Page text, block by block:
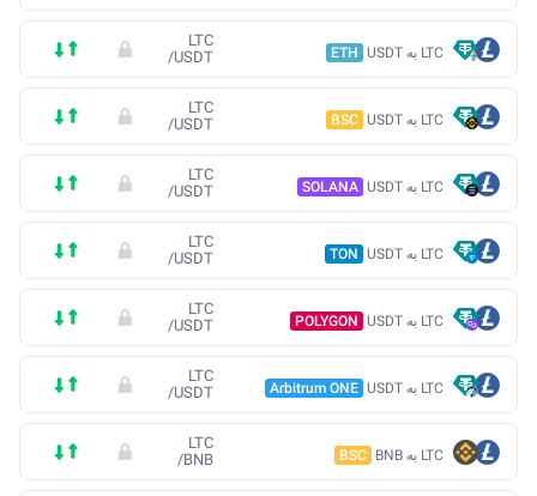
LTC به USDT ETH
LTC
/USDT
LTC به USDT BSC
LTC
/USDT
LTC به USDT SOLANA
LTC
/USDT
LTC به USDT TON
LTC
/USDT
LTC به USDT POLYGON
LTC
/USDT
LTC به USDT Arbitrum ONE
LTC
/USDT
LTC به BNB BSC
LTC
/BNB